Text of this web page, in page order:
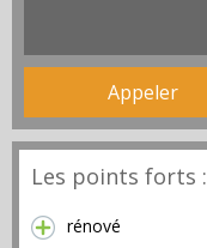
Appeler
Les points forts :
rénové